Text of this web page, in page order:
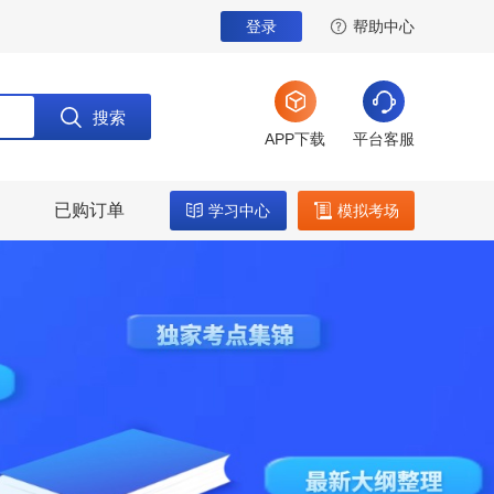
登录 帮助中心
搜索
APP下载 平台客服
已购订单 学习中心 模拟考场